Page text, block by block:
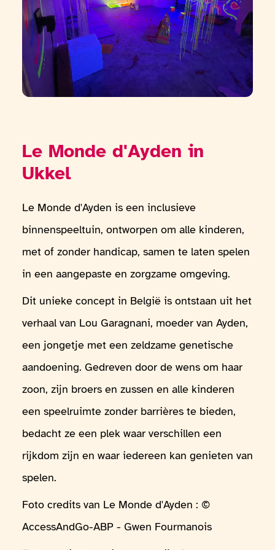
Le Monde d'Ayden in
Ukkel
Le Monde d'Ayden is een inclusieve
binnenspeeltuin, ontworpen om alle kinderen,
met of zonder handicap, samen te laten spelen
in een aangepaste en zorgzame omgeving.
Dit unieke concept in België is ontstaan uit het
verhaal van Lou Garagnani, moeder van Ayden,
een jongetje met een zeldzame genetische
aandoening. Gedreven door de wens om haar
zoon, zijn broers en zussen en alle kinderen
een speelruimte zonder barrières te bieden,
bedacht ze een plek waar verschillen een
rijkdom zijn en waar iedereen kan genieten van
spelen.
Foto credits van Le Monde d'Ayden : ©
AccessAndGo-ABP - Gwen Fourmanois